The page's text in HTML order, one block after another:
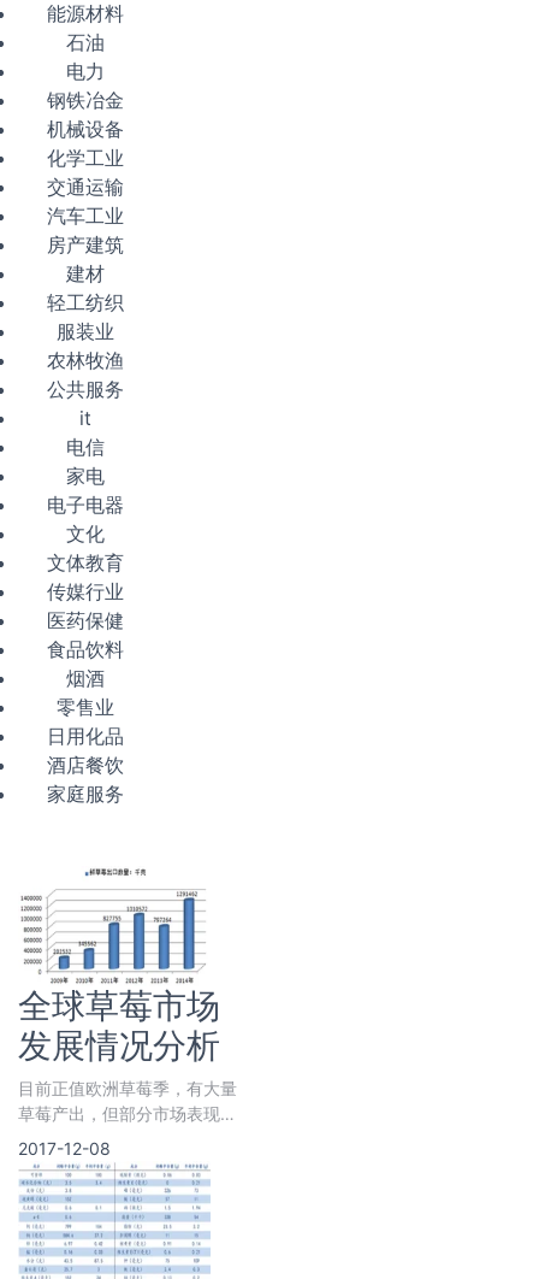
能源材料
石油
电力
钢铁冶金
机械设备
化学工业
交通运输
汽车工业
房产建筑
建材
轻工纺织
服装业
农林牧渔
公共服务
it
电信
家电
电子电器
文化
文体教育
传媒行业
医药保健
食品饮料
烟酒
零售业
日用化品
酒店餐饮
家庭服务
全球草莓市场
发展情况分析
目前正值欧洲草莓季，有大量
草莓产出，但部分市场表现不
佳。荷兰和比利时遇到问题；
波兰和法国的恶劣天气导致生
产减缓；英国的消费量比往年
更大；
2017-12-08